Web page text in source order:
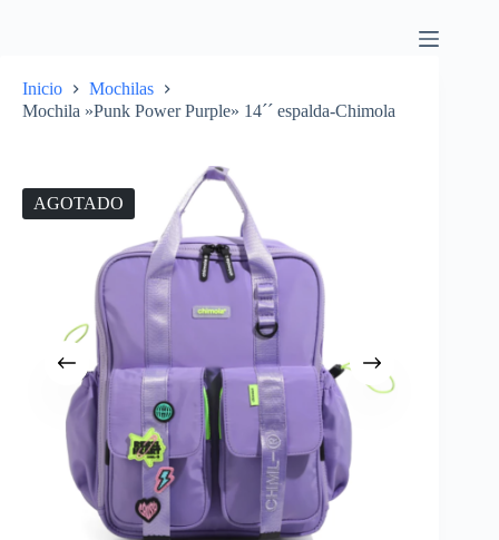
Inicio
Mochilas
Mochila »Punk Power Purple» 14´´ espalda-Chimola
AGOTADO